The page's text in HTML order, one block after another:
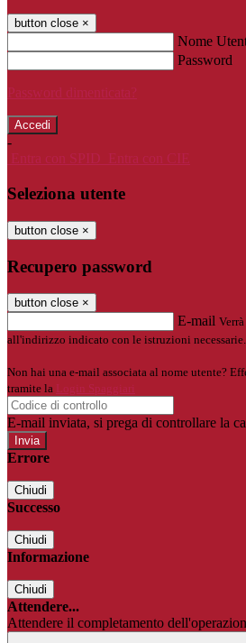
button close ×
Nome
Password
Password dimenticata?
-
Entra con SPID
Entra con CIE
Seleziona utente
button close ×
Recupero password
button close ×
E-mail
all'indirizzo indicato con le istruzioni necessarie.
Non hai una e-mail associata al nome utente?
tramite la
Login Spaggiari
E-mail inviata, si prega di controllare la
Errore
Chiudi
Successo
Chiudi
Informazione
Chiudi
Attendere...
Attendere il completamento